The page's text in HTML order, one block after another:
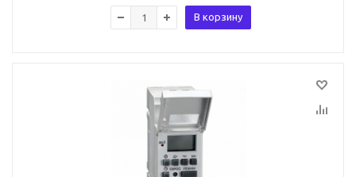
В корзину